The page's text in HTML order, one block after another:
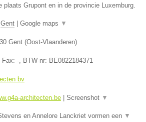
plaats Grupont en in de provincie Luxemburg.
Gent Google maps ▼
Gent (Oost-Vlaanderen)
Fax: -, BTW-nr: BE0822184371
bv
architecten.be Screenshot ▼
en Annelore Lanckriet vormen een ▼